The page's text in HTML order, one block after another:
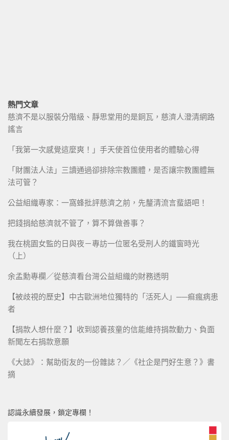
熱門文章
慈濟不是以服裝分階級、靜思堂用的是銅瓦，慈濟人澄清網路
謠言
「我第一次感覺這麼爽！」手天使首位使用者的體驗心得
「財團法人法」三讀通過卻排除宗教團體，是否讓宗教團體無
法可管？
公益組織專家：一窩蜂批評慈濟之前，先釐清流言蜚語吧！
把錢捐給慈濟就不管了，算不算做善事？
我在桃園女監的日與夜－專訪一位匿名受刑人的鐵窗時光
（上）
余孟勳專欄／從慈濟看台灣公益組織的財務透明
【被歧視的歷史】中古歐洲地位獨特的「活死人」──痲瘋病患
者
【捐款人想什麼？】收到認養孩童的信能維持捐款動力、負面
新聞左右捐款意願
《大誌》：幫助街友的一份雜誌？／《社企是門好生意？》書
摘
認識永續發展，鎖定專欄！